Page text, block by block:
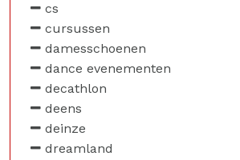
cs
cursussen
damesschoenen
dance evenementen
decathlon
deens
deinze
dreamland